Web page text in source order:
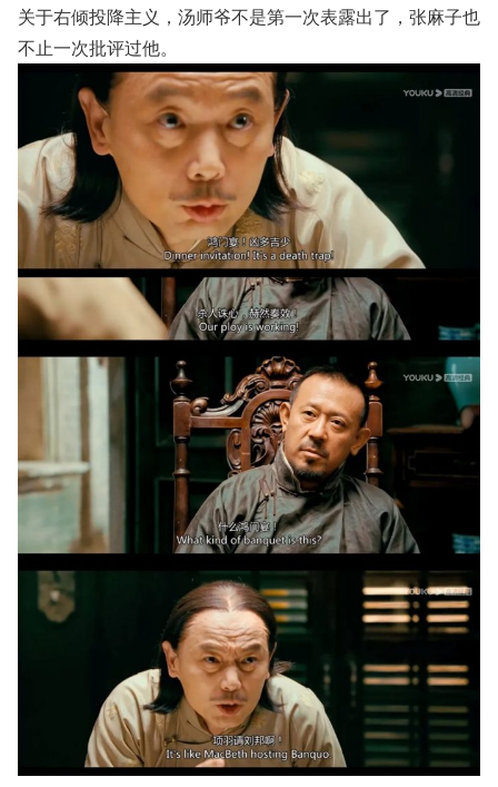
关于右倾投降主义，汤师爷不是第一次表露出了，张麻子也
不止一次批评过他。